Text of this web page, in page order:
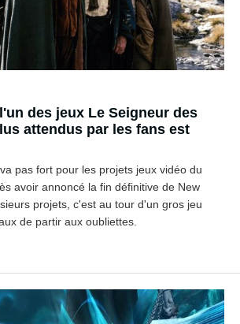
des jeux Le Seigneur des
attendus par les fans est
pas fort pour les projets jeux vidéo du
avoir annoncé la fin définitive de New
projets, c'est au tour d'un gros jeu
de partir aux oubliettes.